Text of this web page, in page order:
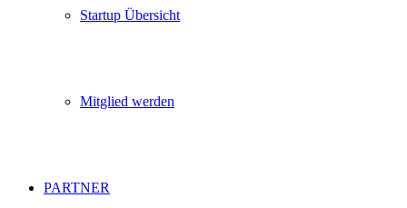
Startup Übersicht
Mitglied werden
PARTNER